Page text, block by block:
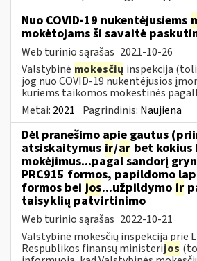
Nuo COVID-19 nukentėjusiems
mokėtojams ši savaitė
Web turinio sąrašas 2021-10-26
Valstybinė mokesčių inspekcija
jog nuo COVID-19 nukentėjusios
kuriems taikomos mokestinės
Metai: 2021 Pagrindinis: Naujiena
Dėl pranešimo apie gautus
atsiskaitymus ir/ar bet kokius
mokėjimus...pagal sandorį
PRC915 formos, papildomo
formos bei jos...užpildymo ir
taisyklių patvirtinimo
Web turinio sąrašas 2022-10-21
Valstybinė mokesčių inspekcija prie
Respublikos finansų ministerijos